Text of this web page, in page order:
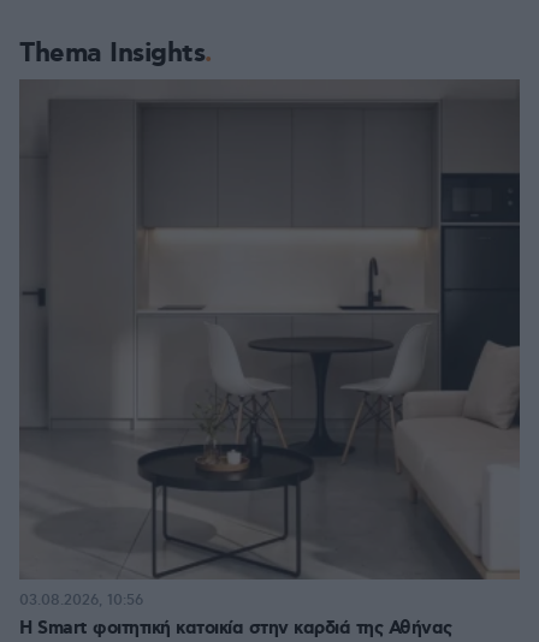
Thema Insights
Η Smart φοιτητική κατοικία στην καρδιά της Αθήνας
03.08.2026, 10:56